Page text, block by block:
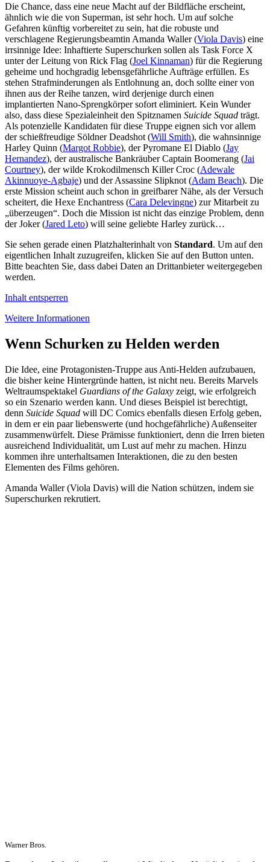
Die Chance, dass eine neue Macht auf der Bildfläche erscheint,
ähnlich wie die von Superman, ist sehr hoch. Um auf solche
Gefahren künftig vorbereitet zu sein, hat die robuste und
verschlagene Regierungsbeamtin Amanda Waller (Viola Davis) eine
irrsinnige Idee: Inhaftierte Superschurken sollen als Task Force X
unter der Leitung von Rick Flag (Joel Kinnaman) für die Regierung
geheime und hochgradig lebensgefährliche Aufträge erfüllen. Es
stehen Strafminderungen als Entlohnung an, doch sollte einer von
ihnen aus der Reihe tanzen, wird derjenige durch einen
implantierten Nano-Sprengkörper sofort eliminiert. Kein Wunder
also, dass diese Spezialeinheit den Spitznamen Suicide Squad trägt.
Als potenzielle Kandidaten für diese Truppe eignen sich vor allem
der schießfreudige Söldner Deadshot (Will Smith), die wahnsinnige
Harley Quinn (Margot Robbie), der Pyromane El Diablo (Jay
Hernandez), der australische Bankräuber Captain Boomerang (Jai
Courtney), der wilde Krokodilmensch Killer Croc (Adewale
Akinnuoye-Agbaje) und der Assassine Slipknot (Adam Beach). Die
erste Mission scheint auch schon in greifbarer Nähe, als der Versuch
scheitert, die Hexe Enchantress (Cara Delevingne) zur Mitarbeit zu
„überzeugen“. Doch die Mission ist nicht das einzige Problem, denn
der Joker (Jared Leto) will seine geliebte Harley zurück…
Sie sehen gerade einen Platzhalterinhalt von Standard. Um auf den
eigentlichen Inhalt zuzugreifen, klicken Sie auf den Button unten.
Bitte beachten Sie, dass dabei Daten an Drittanbieter weitergegeben
werden.
Inhalt entsperren
Weitere Informationen
Wenn Schurken zu Helden werden
Die Idee, eine Protagonisten-Truppe aus Anti-Helden aufzubauen,
die bisher keine Hintergründe hatten, ist nicht neu. Bereits Marvels
Weltraumspektakel Guardians of the Galaxy zeigt, wie erfolgreich
so ein Szenario werden kann. Und dieses Beispiel ist berechtigt,
denn Suicide Squad will DC Comics ebenfalls diesen Erfolg geben,
in dem er ein paar liebenswerte (und hochgefährliche) Außenseiter
zusammenwürfelt. Diese Prämisse funktioniert, denn die Irren bieten
ausreichend Individualität, um Lust auf mehr zu machen. Hinzu
kommen ihre unterhaltsamen Interaktionen, die zu den besten
Elementen des Films gehören.
Amanda Waller (Viola Davis) will die Nation schützen, indem sie
Superschurken rekrutiert.
Warner Bros.